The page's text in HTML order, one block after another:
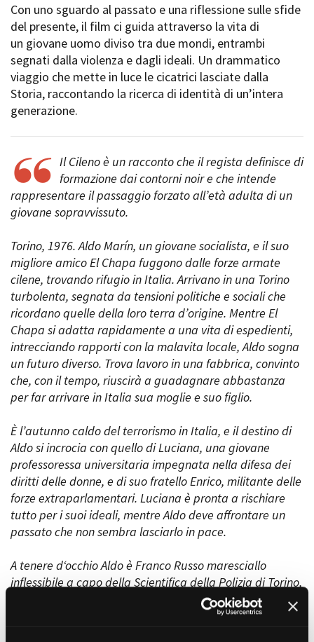
Amministrazione trasparente
Bandi e gare
Contatti
Privacy
Credits
Con uno sguardo al passato e una riflessione sulle sfide
del presente, il film ci guida attraverso la vita di
un giovane uomo diviso tra due mondi, entrambi
segnati dalla violenza e dagli ideali. Un drammatico
viaggio che mette in luce le cicatrici lasciate dalla
Storia, raccontando la ricerca di identità di un’intera
generazione.
Il Cileno è un racconto che il regista definisce di
formazione dai contorni noir e che intende
rappresentare il passaggio forzato all’età adulta di un
giovane sopravvissuto.
Torino, 1976. Aldo Marín, un giovane socialista, e il suo
migliore amico El Chapa fuggono dalle forze armate
cilene, trovando rifugio in Italia. Arrivano in una Torino
turbolenta, segnata da tensioni politiche e sociali che
ricordano quelle della loro terra d’origine. Mentre El
Chapa si adatta rapidamente a una vita di espedienti,
intrecciando rapporti con la malavita locale, Aldo sogna
un futuro diverso. Trova lavoro in una fabbrica, convinto
che, con il tempo, riuscirà a guadagnare abbastanza
per far arrivare in Italia sua moglie e suo figlio.
È l’autunno caldo del terrorismo in Italia, e il destino di
Aldo si incrocia con quello di Luciana, una giovane
professoressa universitaria impegnata nella difesa dei
diritti delle donne, e di suo fratello Enrico, militante delle
forze extraparlamentari. Luciana è pronta a rischiare
tutto per i suoi ideali, mentre Aldo deve affrontare un
passato che non sembra lasciarlo in pace.
A tenere d‘occhio Aldo è Franco Russo maresciallo
inflessibile a capo della Scientifica della Polizia di Torino,
specializzato in esplosivi e impegnato nella lotta contro i
gruppi terroristici, Russo sospetta il coinvolgimento